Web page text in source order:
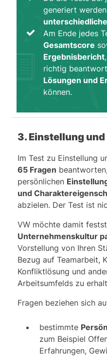
Alle anderen
aufgrund der
nicht als gültige
gezogen werden.
generiert
Am Ende jedes
Gesamtscore
Ergebnisbericht
richtig
Lösungen und
können.
3. Einstellung
Im Test zu Einstellung
65 Fragen
persönlichen
und
abzielen. Der Test ist
VW möchte damit
Unternehmenskultur
Vorstellung von Ihren
Bezug auf Teamarbeit,
Konfliktlösung und
Arbeitsumfelds zu
Fragen beziehen sich
bestimmte
zum Beispiel
Erfahrungen,